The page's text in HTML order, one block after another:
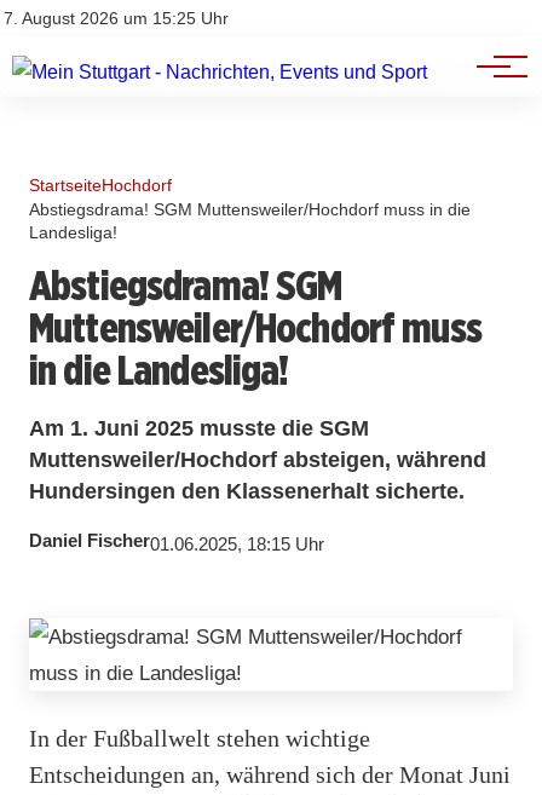
7. August 2026 um 15:25 Uhr
Impressum
Branchenbuch
Werbung
StartseiteHochdorf
Abstiegsdrama! SGM Muttensweiler/Hochdorf muss in die
Landesliga!
Abstiegsdrama! SGM
Muttensweiler/Hochdorf muss
in die Landesliga!
Am 1. Juni 2025 musste die SGM
Muttensweiler/Hochdorf absteigen, während
Hundersingen den Klassenerhalt sicherte.
Daniel Fischer01.06.2025, 18:15 Uhr
In der Fußballwelt stehen wichtige
Entscheidungen an, während sich der Monat Juni